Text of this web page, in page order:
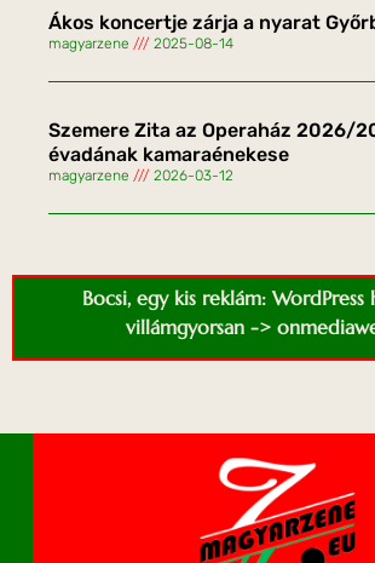
Ákos koncertje zárja a nyarat
magyarzene 2025-08-14
Szemere Zita az Operaház 2026/
évadának kamaraénekese
magyarzene 2026-03-12
Bocsi, egy kis reklám: WordPress
villámgyorsan ->